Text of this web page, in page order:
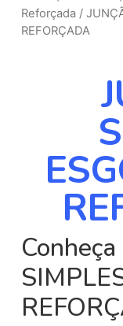
Reforçada /
REFORÇADA